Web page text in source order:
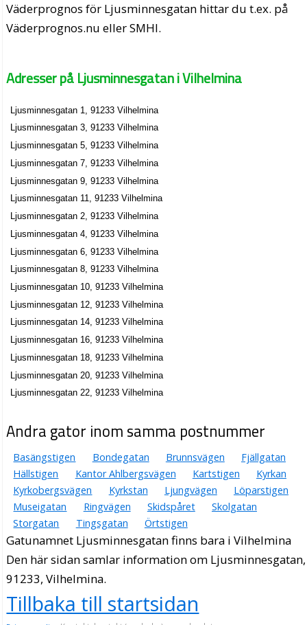
Väderprognos för Ljusminnesgatan hittar du t.ex. på
Väderprognos.nu eller SMHI.
Adresser på Ljusminnesgatan i Vilhelmina
Ljusminnesgatan 1, 91233 Vilhelmina
Ljusminnesgatan 3, 91233 Vilhelmina
Ljusminnesgatan 5, 91233 Vilhelmina
Ljusminnesgatan 7, 91233 Vilhelmina
Ljusminnesgatan 9, 91233 Vilhelmina
Ljusminnesgatan 11, 91233 Vilhelmina
Ljusminnesgatan 2, 91233 Vilhelmina
Ljusminnesgatan 4, 91233 Vilhelmina
Ljusminnesgatan 6, 91233 Vilhelmina
Ljusminnesgatan 8, 91233 Vilhelmina
Ljusminnesgatan 10, 91233 Vilhelmina
Ljusminnesgatan 12, 91233 Vilhelmina
Ljusminnesgatan 14, 91233 Vilhelmina
Ljusminnesgatan 16, 91233 Vilhelmina
Ljusminnesgatan 18, 91233 Vilhelmina
Ljusminnesgatan 20, 91233 Vilhelmina
Ljusminnesgatan 22, 91233 Vilhelmina
Andra gator inom samma postnummer
Basängstigen Bondegatan Brunnsvägen
Fjällgatan
Hällstigen
Kantor Ahlbergsvägen Kartstigen
Kyrkan
Kyrkobergsvägen
Kyrkstan Ljungvägen
Löparstigen
Museigatan
Ringvägen Skidspåret
Skolgatan
Storgatan
Tingsgatan Örtstigen
Gatunamnet Ljusminnesgatan finns bara i Vilhelmina
Den här sidan samlar information om Ljusminnesgatan,
91233, Vilhelmina.
Tillbaka till startsidan